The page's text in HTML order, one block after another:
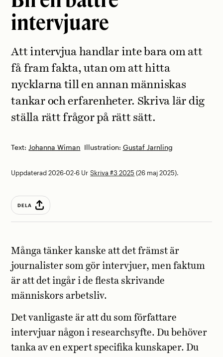
intervjuare
Text: Johanna Wiman Illustration: Gustaf Jarnling
Att intervjua handlar inte bara om att
få fram fakta, utan om att hitta
nycklarna till en annan människas
tankar och erfarenheter. Skriva lär dig
ställa rätt frågor på rätt sätt.
Uppdaterad 2026-02-6 UrSkriva #3 2025 (26 maj 2025).
DELA
Många tänker kanske att det främst är
journalister som gör intervjuer, men faktum
är att det ingår i de flesta skrivande
människors arbetsliv.
Det vanligaste är att du som författare
intervjuar någon i researchsyfte. Du behöver
tanka av en expert specifika kunskaper. Du